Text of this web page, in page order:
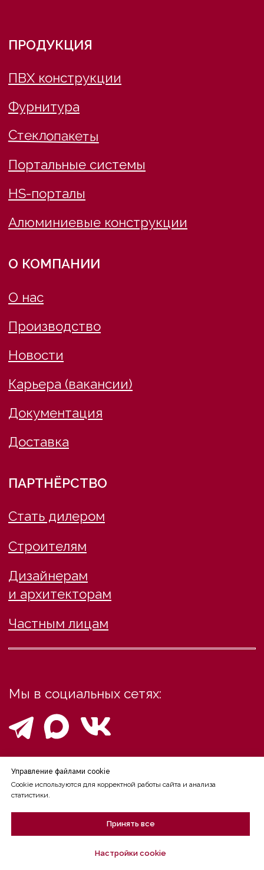
Позвонить
Управление файлами cookie
Cookie используются для корректной работы сайта и анализа
статистики.
Принять все
Настройки cookie